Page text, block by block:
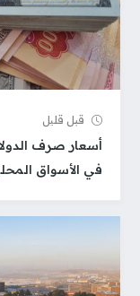
قبل قلیل
أسعار صرف
في الأسواق